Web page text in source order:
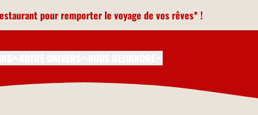
pour remporter le voyage de vos rêves* !